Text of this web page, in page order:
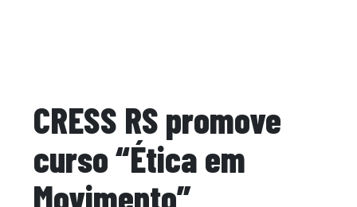
CRESS RS promove
curso “Ética em
Movimento”